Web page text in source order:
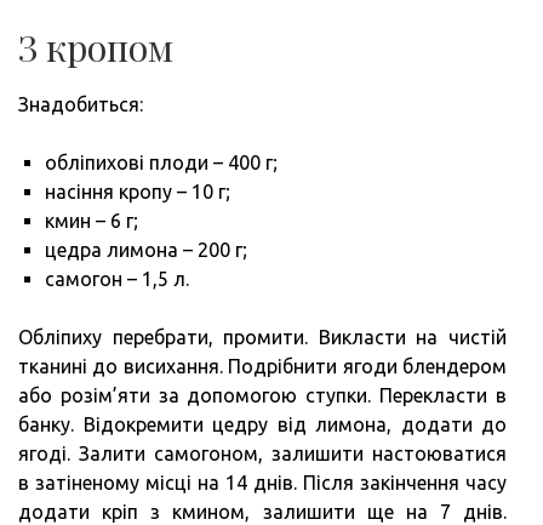
З кропом
Знадобиться:
обліпихові плоди – 400 г;
насіння кропу – 10 г;
кмин – 6 г;
цедра лимона – 200 г;
самогон – 1,5 л.
Обліпиху перебрати, промити. Викласти на чистій
тканині до висихання. Подрібнити ягоди блендером
або розім’яти за допомогою ступки. Перекласти в
банку. Відокремити цедру від лимона, додати до
ягоді. Залити самогоном, залишити настоюватися
в затіненому місці на 14 днів. Після закінчення часу
додати кріп з кмином, залишити ще на 7 днів.